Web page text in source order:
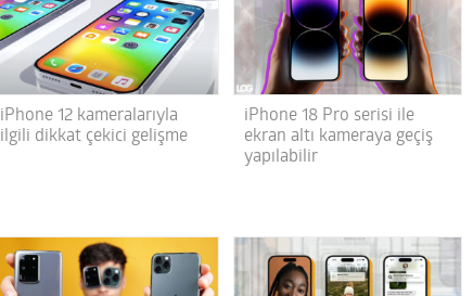
iPhone 12 kameralarıyla
ilgili dikkat çekici gelişme
iPhone 18 Pro serisi ile
ekran altı kameraya geçiş
yapılabilir